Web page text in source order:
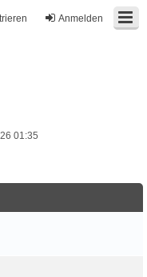
Anmelden
01:35